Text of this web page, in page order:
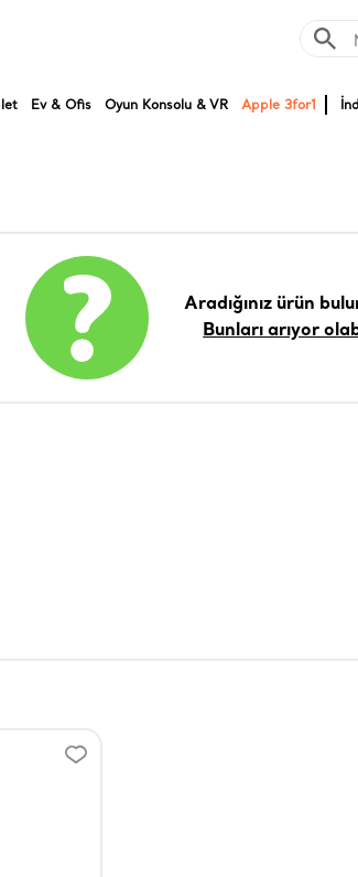
Ev & Ofis Oyun Konsolu & VR Apple 3for1
Aradığınız ürün
Bunları arıyor